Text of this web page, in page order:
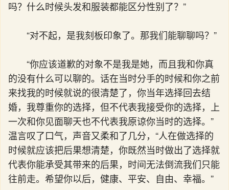
吗？什么时候头发和服装都能区分性别了？”
“对不起，是我刻板印象了。那我们能聊聊吗？”
“你应该道歉的对象不是我是她，而且我和你真
的没有什么可以聊的。话在当时分手的时候和你之前
来找我的时候就说的很清楚了，你当年选择回去结
婚，我尊重你的选择，但不代表我接受你的选择，上
一次和你见面聊天也不代表我原谅你当时的选择。”
温言叹了口气，声音又柔和了几分，“人在做选择的
时候就应该把后果想清楚，你既然当时做出了选择就
代表你能承受其带来的后果，时间无法倒流我们只能
往前走。希望你以后，健康、平安、自由、幸福。”